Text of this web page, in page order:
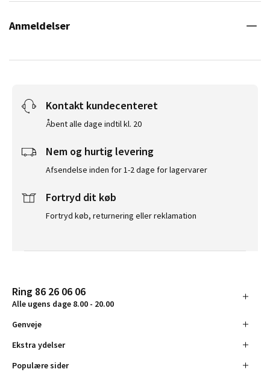
Anmeldelser
Kontakt kundecenteret
Åbent alle dage indtil kl. 20
Nem og hurtig levering
Afsendelse inden for 1-2 dage for lagervarer
Fortryd dit køb
Fortryd køb, returnering eller reklamation
Ring 86 26 06 06
Alle ugens dage 8.00 - 20.00
Genveje
Ekstra ydelser
Populære sider